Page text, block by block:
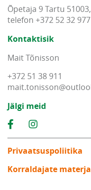
Õpetaja 9 Tartu 51003,
telefon +372 52 32 977
Kontaktisik
Mait Tõnisson
+372 51 38 911
mait.tonisson@
Jälgi meid
Privaatsuspoliitika
Korraldajate